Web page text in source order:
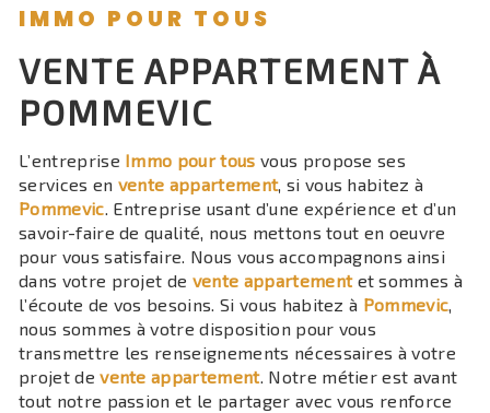
IMMO POUR TOUS
VENTE APPARTEMENT À
POMMEVIC
L’entreprise Immo pour tous vous propose ses
services en vente appartement, si vous habitez à
Pommevic. Entreprise usant d’une expérience et d’un
savoir-faire de qualité, nous mettons tout en oeuvre
pour vous satisfaire. Nous vous accompagnons ainsi
dans votre projet de vente appartementet sommes à
l’écoute de vos besoins. Si vous habitez à Pommevic,
nous sommes à votre disposition pour vous
transmettre les renseignements nécessaires à votre
projet devente appartement. Notre métier est avant
tout notre passion et le partager avec vous renforce